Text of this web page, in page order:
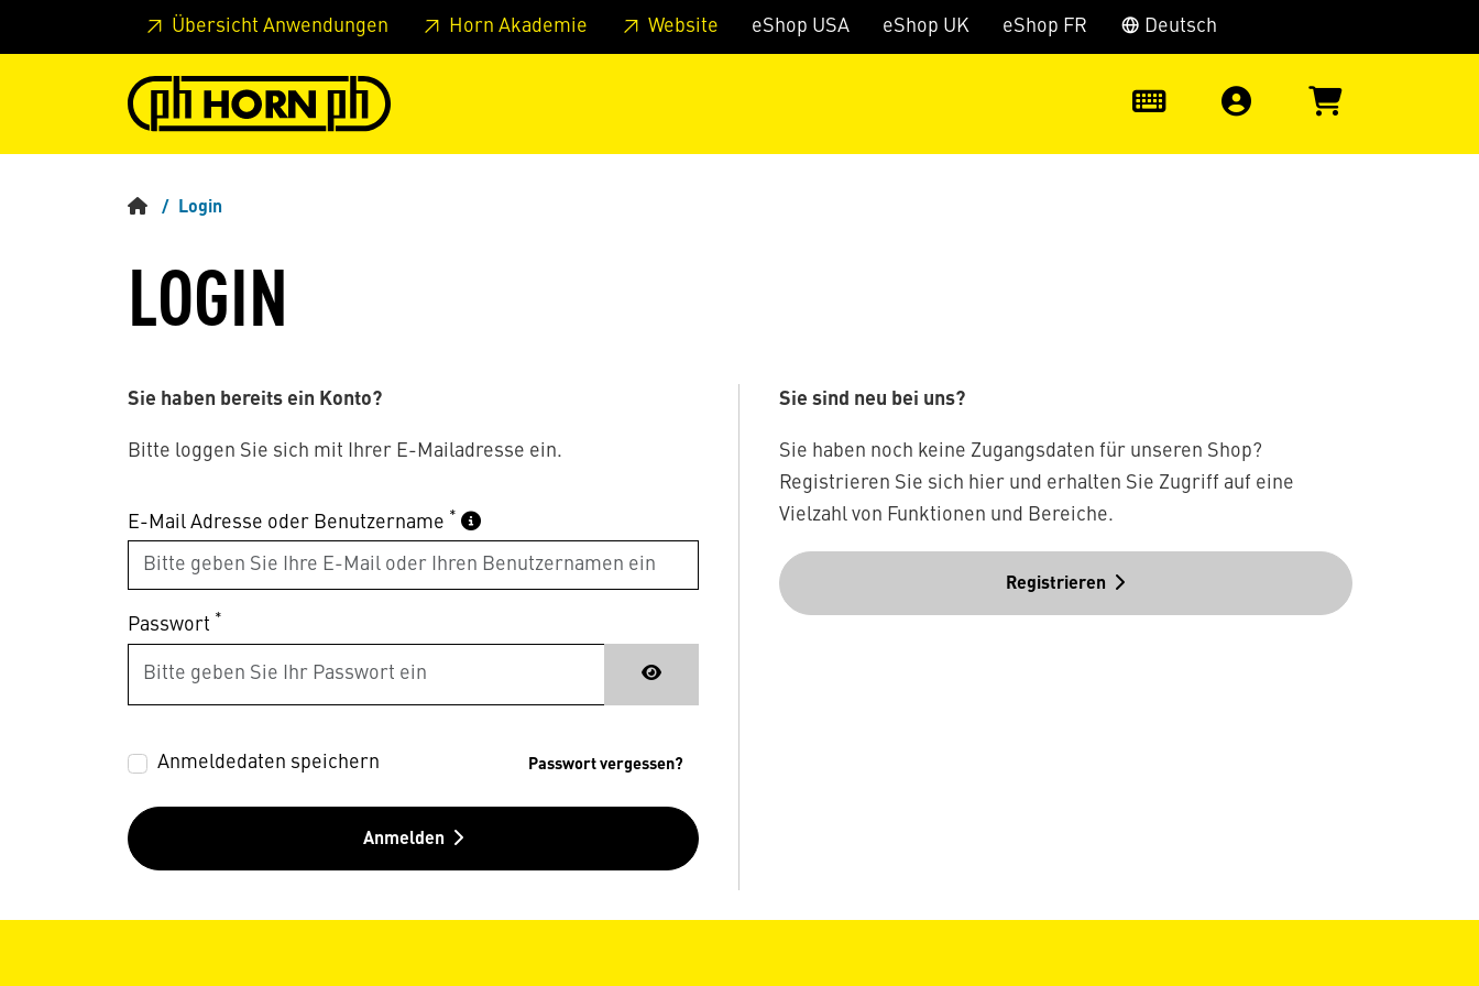
Springe zu Hauptinhalt Springe zum Header Springe zum Footer Springe zum Hauptmenu Springe zur Suche
Übersicht Anwendungen Horn Akademie Website eShop USA eShop UK eShop FR Deutsch
Login
LOGIN
Sie haben bereits ein Konto?
Bitte loggen Sie sich mit Ihrer E-Mailadresse ein.
E-Mail Adresse oder Benutzername *
Passwort *
Anmeldedaten speichern Passwort vergessen?
Anmelden
Sie sind neu bei uns?
Sie haben noch keine Zugangsdaten für unseren Shop?
Registrieren Sie sich hier und erhalten Sie Zugriff auf eine
Vielzahl von Funktionen und Bereiche.
Registrieren